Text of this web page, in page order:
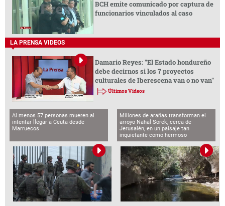
BCH emite comunicado por captura de
funcionarios vinculados al caso
LA PRENSA VIDEOS
Damario Reyes: "El Estado hondureño
debe decirnos si los 7 proyectos
culturales de Iberescena van o no van"
Últimos Videos
Al menos 57 personas mueren al
intentar llegar a Ceuta desde
Marruecos
Millones de arañas transforman el
arroyo Nahal Sorek, cerca de
Jerusalén, en un paisaje tan
inquietante como hermoso